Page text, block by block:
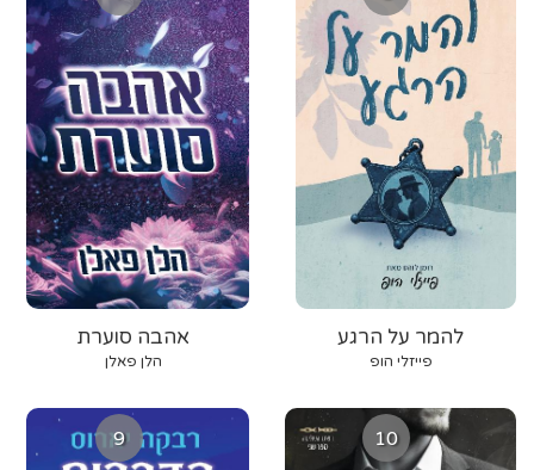
אהבה סוערת
הלן פאלן
להמר על הרגע
פייזלי הופ
9 10